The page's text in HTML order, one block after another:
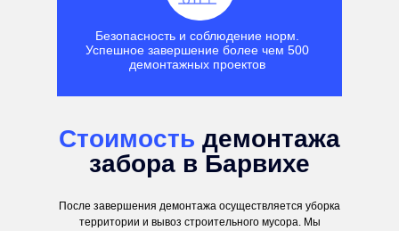
Стоимость демонтажа
забора в Барвихе
После завершения демонтажа осуществляется уборка
территории и вывоз строительного мусора. Мы
Безопасность и соблюдение норм.
Успешное завершение более чем 500
демонтажных проектов